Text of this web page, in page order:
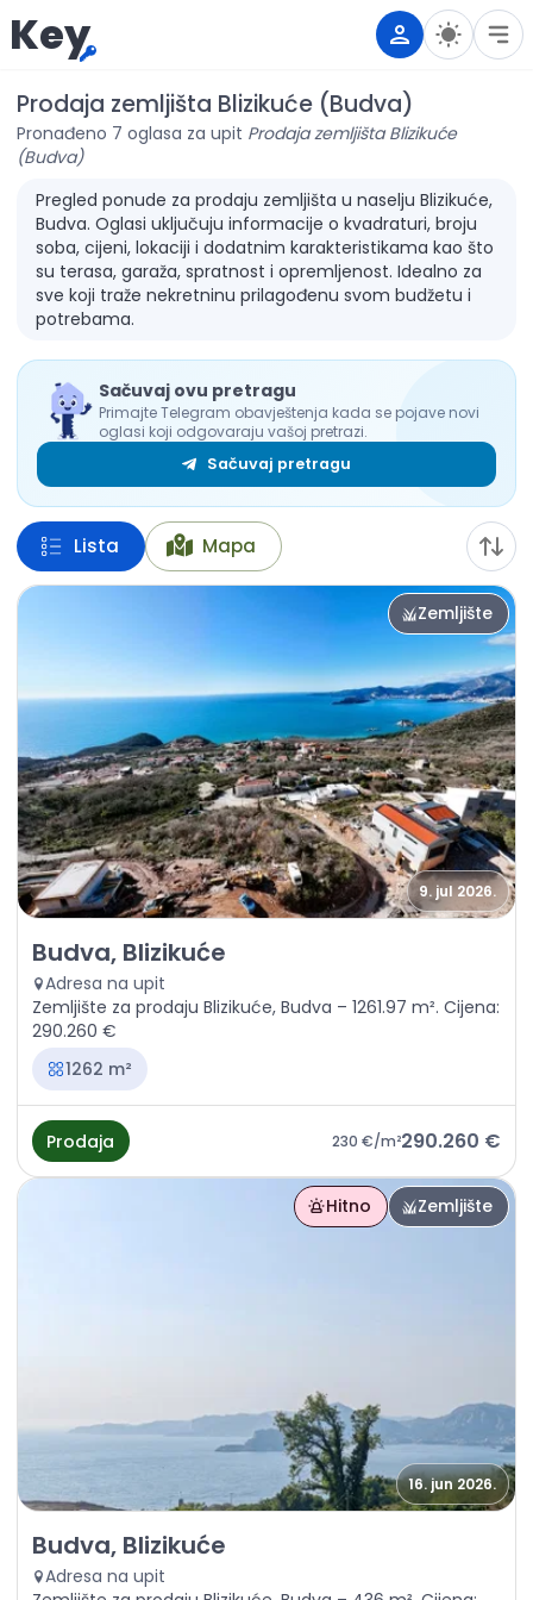
Key
Prodaja zemljišta Blizikuće (Budva)
Pronađeno 7 oglasa za upit Prodaja zemljišta Blizikuće
(Budva)
Pregled ponude za prodaju zemljišta u naselju Blizikuće,
Budva. Oglasi uključuju informacije o kvadraturi, broju
soba, cijeni, lokaciji i dodatnim karakteristikama kao što
su terasa, garaža, spratnost i opremljenost. Idealno za
sve koji traže nekretninu prilagođenu svom budžetu i
potrebama.
Sačuvaj ovu pretragu
Primajte Telegram obavještenja kada se pojave novi
oglasi koji odgovaraju vašoj pretrazi.
Sačuvaj pretragu
Lista Mapa
Zemljište
9. jul 2026.
Prodaja - Zemljište Budva, Blizikuće
Budva, Blizikuće
Adresa na upit
Zemljište za prodaju Blizikuće, Budva – 1261.97 m². Cijena:
290.260 €
1262 m²
Prodaja 230 €/m²290.260 €
Hitno Zemljište
16. jun 2026.
Prodaja - Zemljište Budva, Blizikuće
Budva, Blizikuće
Adresa na upit